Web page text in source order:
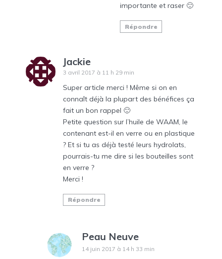
importante et raser 🙂
Répondre
Jackie
3 avril 2017 à 11 h 29 min
Super article merci ! Même si on en
connaît déjà la plupart des bénéfices ça
fait un bon rappel 🙂
Petite question sur l’huile de WAAM, le
contenant est-il en verre ou en plastique
? Et si tu as déjà testé leurs hydrolats,
pourrais-tu me dire si les bouteilles sont
en verre ?
Merci !
Répondre
Peau Neuve
14 juin 2017 à 14 h 33 min